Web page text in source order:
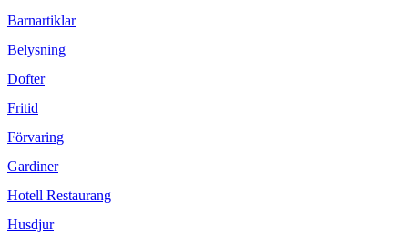
Barnartiklar
Belysning
Dofter
Fritid
Förvaring
Gardiner
Hotell Restaurang
Husdjur